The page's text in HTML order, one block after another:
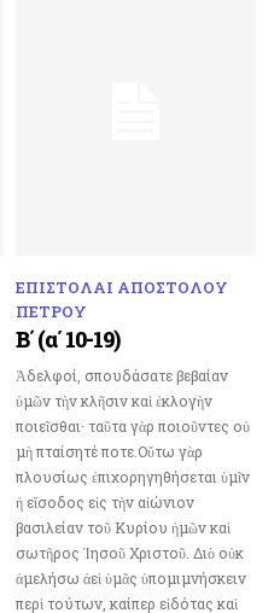
ΕΠΙΣΤΟΛΑΙ ΑΠΟΣΤΟΛΟΥ
ΠΕΤΡΟΥ
Β΄ (α΄ 10-19)
Ἀδελφοί, σπουδάσατε βεβαίαν
ὑμῶν τὴν κλῆσιν καὶ ἐκλογὴν
ποιεῖσθαι· ταῦτα γὰρ ποιοῦντες οὐ
μὴ πταίσητέ ποτε.Οὕτω γὰρ
πλουσίως ἐπιχορηγηθήσεται ὑμῖν
ἡ εἴσοδος εἰς τὴν αἰώνιον
βασιλείαν τοῦ Κυρίου ἡμῶν καὶ
σωτῆρος Ἰησοῦ Χριστοῦ. Διὸ οὐκ
ἀμελήσω ἀεὶ ὑμᾶς ὑπομιμνήσκειν
περὶ τούτων, καίπερ εἰδότας καὶ